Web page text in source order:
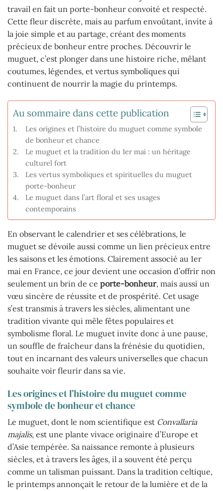
travail en fait un porte-bonheur convoité et respecté.
Cette fleur discrète, mais au parfum envoûtant, invite à
la joie simple et au partage, créant des moments
précieux de bonheur entre proches. Découvrir le
muguet, c’est plonger dans une histoire riche, mêlant
coutumes, légendes, et vertus symboliques qui
continuent de nourrir la magie du printemps.
Au sommaire dans cette publication
Les origines et l’histoire du muguet comme symbole
de bonheur et chance
Le muguet et la tradition du 1er mai : un héritage
culturel fort
Les vertus symboliques et spirituelles du muguet
porte-bonheur
Le muguet dans l’art floral et ses usages
contemporains
En observant le calendrier et ses célébrations, le
muguet se dévoile aussi comme un lien précieux entre
les saisons et les émotions. Clairement associé au 1er
mai en France, ce jour devient une occasion d’offrir non
seulement un brin de ce porte-bonheur, mais aussi un
vœu sincère de réussite et de prospérité. Cet usage
s’est transmis à travers les siècles, alimentant une
tradition vivante qui mêle fêtes populaires et
symbolisme floral. Le muguet invite donc à une pause,
un souffle de fraîcheur dans la frénésie du quotidien,
tout en incarnant des valeurs universelles que chacun
souhaite voir fleurir dans sa vie.
Les origines et l’histoire du muguet comme
symbole de bonheur et chance
Le muguet, dont le nom scientifique est Convallaria
majalis, est une plante vivace originaire d’Europe et
d’Asie tempérée. Sa naissance remonte à plusieurs
siècles, et à travers les âges, il a souvent été perçu
comme un talisman puissant. Dans la tradition celtique,
le printemps annonçait le retour de la lumière et de la